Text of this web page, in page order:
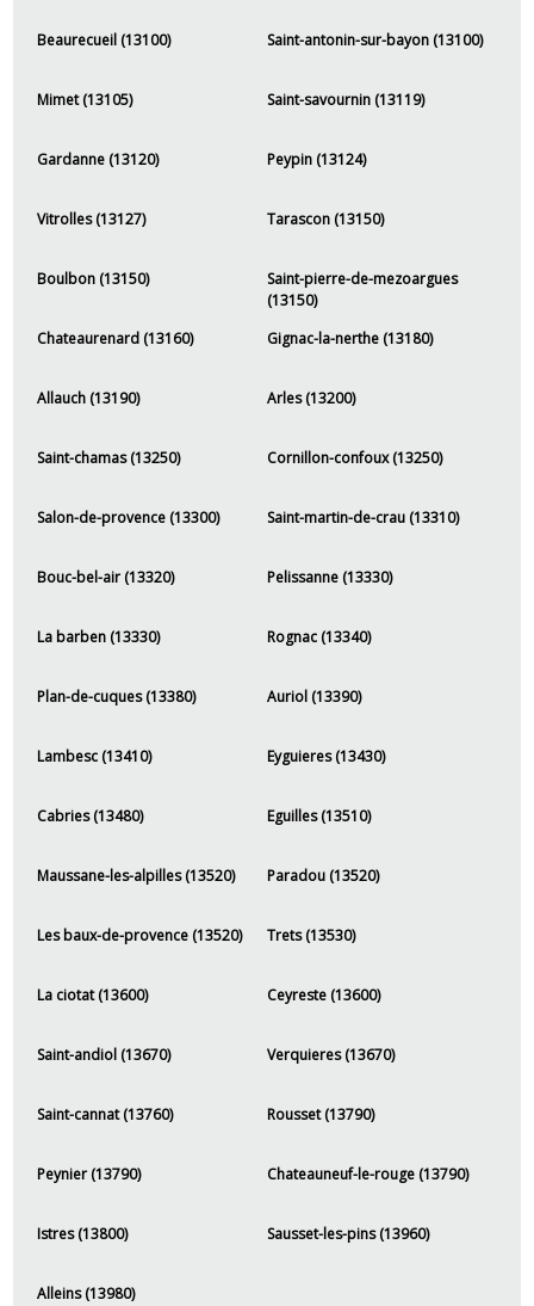
Beaurecueil (13100) Saint-antonin-sur-bayon (13100)
Mimet (13105) Saint-savournin (13119)
Gardanne (13120) Peypin (13124)
Vitrolles (13127) Tarascon (13150)
Boulbon (13150)
Saint-pierre-de-mezoargues
(13150)
Chateaurenard (13160)
Gignac-la-nerthe (13180)
Allauch (13190) Arles (13200)
Saint-chamas (13250) Cornillon-confoux (13250)
Salon-de-provence (13300) Saint-martin-de-crau (13310)
Bouc-bel-air (13320) Pelissanne (13330)
La barben (13330) Rognac (13340)
Plan-de-cuques (13380) Auriol (13390)
Lambesc (13410) Eyguieres (13430)
Cabries (13480) Eguilles (13510)
Maussane-les-alpilles (13520) Paradou (13520)
Les baux-de-provence (13520) Trets (13530)
La ciotat (13600) Ceyreste (13600)
Saint-andiol (13670) Verquieres (13670)
Saint-cannat (13760) Rousset (13790)
Peynier (13790) Chateauneuf-le-rouge (13790)
Istres (13800) Sausset-les-pins (13960)
Alleins (13980)